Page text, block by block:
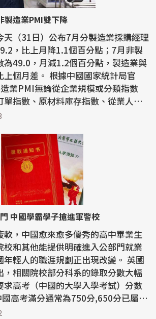
製造業PMI雙下降
天（31日）公布7月分製造業採購經理
，比上月降1.1個百分點；7月非製
為49.0，月減1.2個百分點，製造業與
中國國家統計局官
業PMI無論從企業規模或分類指數
單指數、原材料庫存指數、從業人員
中國學霸學子搶進軍警校
軟，中國愈來愈多優秀的高中畢業生
校和其他能提供明確進入公部門就業
輕人的職涯規劃正出現改變。 英國
，相關院校部分科系的錄取分數大幅
求高考（中國的大學入學考試）分數
高考滿分通常為750分,650分已屬前